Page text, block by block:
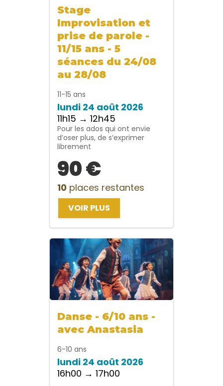
Stage
Improvisation et
prise de parole -
11/15 ans - 5
séances du 24/08
au 28/08
11-15 ans
lundi 24 août 2026
11h15 → 12h45
Pour les ados qui ont envie
d’oser plus, de s’exprimer
librement
90 €
10 places restantes
VOIR PLUS
Danse - 6/10 ans -
avec Anastasia
6-10 ans
lundi 24 août 2026
16h00 → 17h00